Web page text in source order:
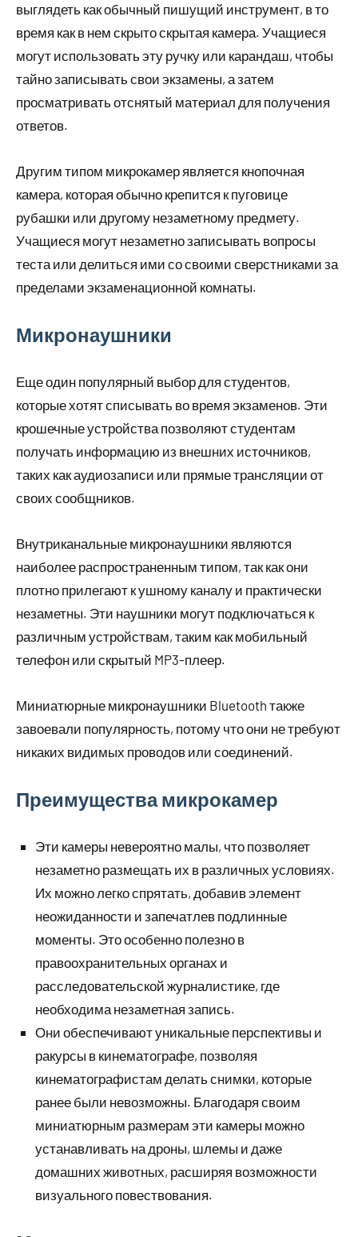
выглядеть как обычный пишущий инструмент, в то
время как в нем скрыто скрытая камера. Учащиеся
могут использовать эту ручку или карандаш, чтобы
тайно записывать свои экзамены, а затем
просматривать отснятый материал для получения
ответов.
Другим типом микрокамер является кнопочная
камера, которая обычно крепится к пуговице
рубашки или другому незаметному предмету.
Учащиеся могут незаметно записывать вопросы
теста или делиться ими со своими сверстниками за
пределами экзаменационной комнаты.
Микронаушники
Еще один популярный выбор для студентов,
которые хотят списывать во время экзаменов. Эти
крошечные устройства позволяют студентам
получать информацию из внешних источников,
таких как аудиозаписи или прямые трансляции от
своих сообщников.
Внутриканальные микронаушники являются
наиболее распространенным типом, так как они
плотно прилегают к ушному каналу и практически
незаметны. Эти наушники могут подключаться к
различным устройствам, таким как мобильный
телефон или скрытый MP3-плеер.
Миниатюрные микронаушники Bluetooth также
завоевали популярность, потому что они не требуют
никаких видимых проводов или соединений.
Преимущества микрокамер
Эти камеры невероятно малы, что позволяет
незаметно размещать их в различных условиях.
Их можно легко спрятать, добавив элемент
неожиданности и запечатлев подлинные
моменты. Это особенно полезно в
правоохранительных органах и
расследовательской журналистике, где
необходима незаметная запись.
Они обеспечивают уникальные перспективы и
ракурсы в кинематографе, позволяя
кинематографистам делать снимки, которые
ранее были невозможны. Благодаря своим
миниатюрным размерам эти камеры можно
устанавливать на дроны, шлемы и даже
домашних животных, расширяя возможности
визуального повествования.